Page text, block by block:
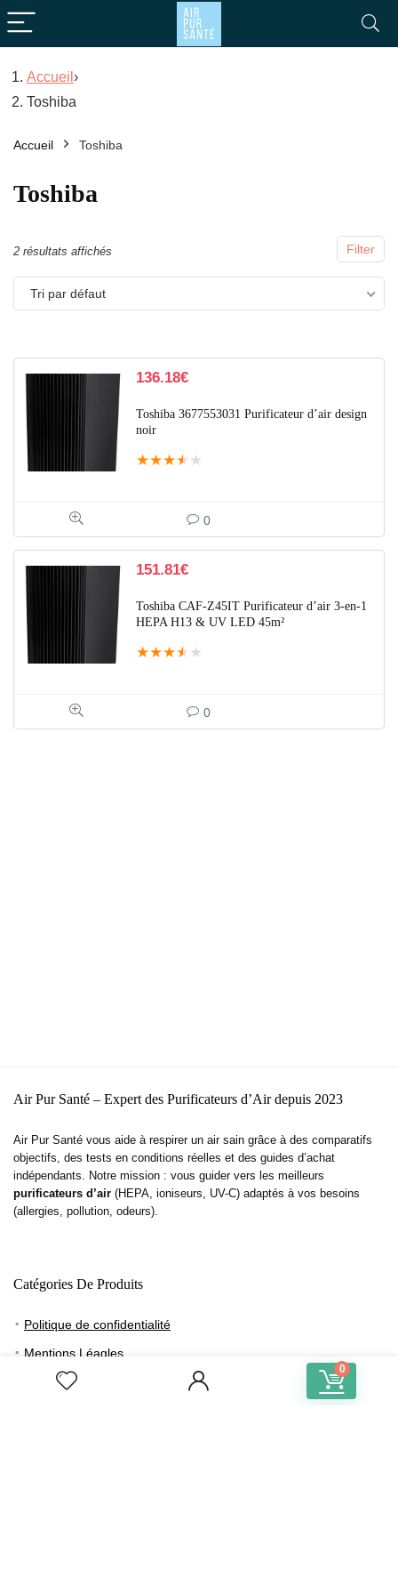
0
Accueil ›
Toshiba
Accueil Toshiba
Toshiba
Filter
2 résultats affichés
Tri par défaut
136.18€
Toshiba 3677553031 Purificateur d’air design
noir
★★★★ ★
0
151.81€
Toshiba CAF-Z45IT Purificateur d’air 3-en-1
HEPA H13 & UV LED 45m²
★★★★ ★
0
Air Pur Santé – Expert des Purificateurs d’Air depuis 2023
Air Pur Santé vous aide à respirer un air sain grâce à des comparatifs
objectifs, des tests en conditions réelles et des guides d’achat
indépendants. Notre mission : vous guider vers les meilleurs
purificateurs d’air (HEPA, ioniseurs, UV-C) adaptés à vos besoins
(allergies, pollution, odeurs).
Catégories De Produits
Politique de confidentialité
Mentions Léagles
Mon compte